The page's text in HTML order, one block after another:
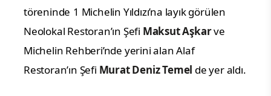
töreninde 1 Michelin Yıldızı’na layık görülen
Neolokal Restoran’ın Şefi Maksut Aşkarve
Michelin Rehberi’nde yerini alan Alaf
Restoran’ın Şefi Murat Deniz Temel de yer aldı.